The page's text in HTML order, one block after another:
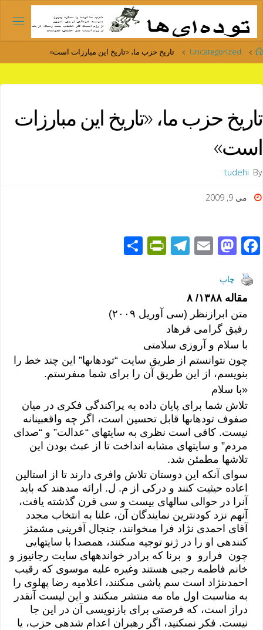
Skip
content
Home
Uncategorized تاريخ حزب ما، «تاريخ اين مبارزات است»
تاريخ حزب ما، «تاريخ اين مبارزات
است»
By
tudehi
می 9, 2009
F
e
b
o
o
k
M
d
o
n
E
T
gr
a
m
Pr
e
n
dl
y
چاپ
مقاله ١٣٨٨/ ٨
متن ابرازنظر (سى‏‏ آوريل ٢٠٠٩)
رفيق گرامى‏‏ فرهاد
با سلام و آروزى‏‏ سلامتى‏‏
چون نتوانستم از طريق سايت “توده‏اى‏‏ها” اين چند خط را
بنويسم، از اين طريق آن را براى‏‏ شما مى‏‏فرستم.
«با سلام
تلاش شما براى‏‏ پايان داده به پراكندگى‏‏ فكرى‏‏ در ميان
صفوف توده‏اى‏‏ها قابل تحسين است، اگر چه واقع‏بينانه
نيست. كافى‏‏ است نظرى‏‏ به سايت‏هاى‏‏ “عدالت” و “صداى‏‏
مردم” و سايت‏هاى‏‏ مشابه انداخت تا از عبث بودن اين
تلاش‏ها مطمئن شد.
سواى‏‏ آنكه اين دوستان تلاش وافرى‏‏ دارند تا از استالين
اعاده حيثيت كنند و دركى‏‏ از م. ل. ارائه مى‏‏دهند كه بايد
آنرا در حوالى‏‏ سال‏هاى‏‏ بيست و سى‏‏ قرن گذشته يافت،
آنهم نزد كودن‏ترين نمايندگان آن، علنا به انتخاب مجدد
آقاى‏‏ احمدى‏‏ نژاد فرا مى‏‏خوانند، جنجال آفرينى‏‏ مشمئز
كننده‏ى‏‏ او را در ژنو توجيه مى‏‏كنند، همصدا با سايت‏هايى‏‏
چون فرارو و برنا كه برادر خوانده‏هاى‏‏ سايت رجانيوز و
خانم فاطمه رجبى‏‏ هستند وغيره عليه موسوى‏‏ كه رقيب
احمدى‏‏‏نژاد است سم پاشى‏‏ مى‏‏كنند، اعلاميه رضا پهلوى‏‏ را
به مناسبت اول ماه مه منتشر مى‏‏كنند و اين ليست آنقدر
دراز است، كه فرصتى‏‏ براى‏‏ بازنويسى‏‏ آن در اين جا
نيست. فكر نمى‏‏كنيد، اگر رهبران اعدام شده‏ى‏‏ حزب، يا